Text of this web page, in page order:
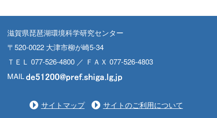
滋賀県琵琶湖環境科学研究センター
〒520-0022 大津市柳が崎5-34
ＴＥＬ 077-526-4800 ／ ＦＡＸ 077-526-4803
MAIL
サイトマップ サイトのご利用について